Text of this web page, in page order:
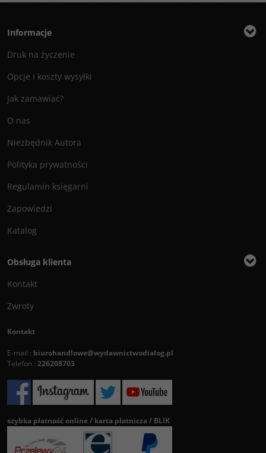
Informacje
Druk na życzenie
Opcje i koszty wysyłki
Jak zamawiać?
O nas
Niezbędnik Autora
Polityka prywatności
Regulamin księgarni
Zapowiedzi
Katalog
Obsługa klienta
Kontakt
Zwroty
Kontakt
E-mail : biurohandlowe@wydawnictwodialog.pl
Telefon : 226208703
szybka płatność online / karta płatnicza / BLIK